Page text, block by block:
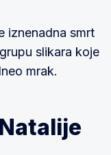
iznenadna smrt
slikara koje
mrak.